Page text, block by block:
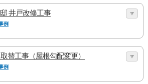
井戸改修工事
例
替工事（屋根勾配変更）
例